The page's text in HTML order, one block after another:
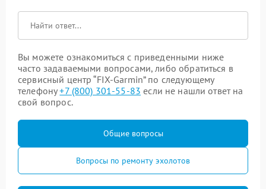
Вы можете ознакомиться с приведенными ниже
часто задаваемыми вопросами, либо обратиться в
сервисный центр “FIX-Garmin” по следующему
телефону+7 (800) 301-55-83 если не нашли ответ на
свой вопрос.
Общие вопросы
Вопросы по ремонту эхолотов